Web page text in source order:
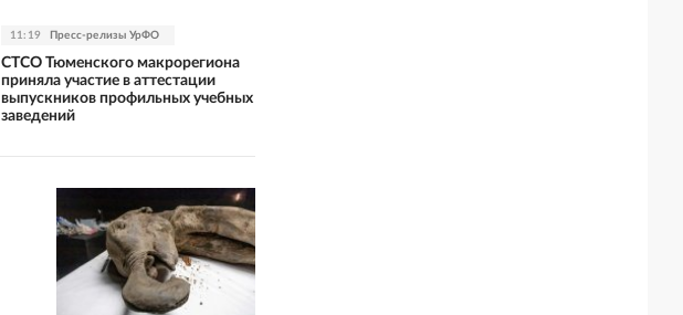
11:19 Пресс-релизы УрФО
СТСО Тюменского макрорегиона
приняла участие в аттестации
выпускников профильных учебных
заведений